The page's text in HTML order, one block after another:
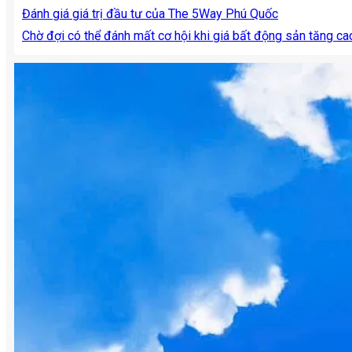
Đánh giá giá trị đầu tư của The 5Way Phú Quốc
Chờ đợi có thể đánh mất cơ hội khi giá bất động sản tăng